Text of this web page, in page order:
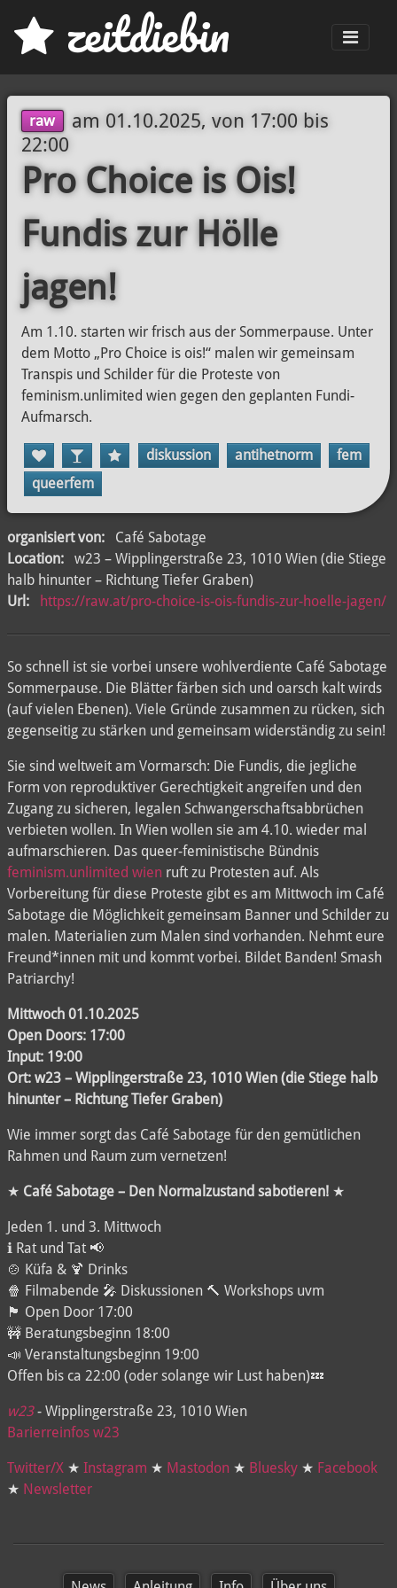
zeitdiebin
raw am 01.10.2025, von 17:00 bis
22:00
Pro Choice is Ois!
Fundis zur Hölle
jagen!
Am 1.10. starten wir frisch aus der Sommerpause. Unter
dem Motto „Pro Choice is ois!“ malen wir gemeinsam
Transpis und Schilder für die Proteste von
feminism.unlimited wien gegen den geplanten Fundi-
Aufmarsch.
diskussion antihetnorm
fem
queerfem
organisiert von:
Café Sabotage
Location:
w23 – Wipplingerstraße 23, 1010 Wien (die Stiege
halb hinunter – Richtung Tiefer Graben)
Url:
https://raw.at/pro-choice-is-ois-fundis-zur-hoelle-jagen/
So schnell ist sie vorbei unsere wohlverdiente Café Sabotage
Sommerpause. Die Blätter färben sich und oarsch kalt wirds
(auf vielen Ebenen). Viele Gründe zusammen zu rücken, sich
gegenseitig zu stärken und gemeinsam widerständig zu sein!
Sie sind weltweit am Vormarsch: Die Fundis, die jegliche
Form von reproduktiver Gerechtigkeit angreifen und den
Zugang zu sicheren, legalen Schwangerschaftsabbrüchen
verbieten wollen. In Wien wollen sie am 4.10. wieder mal
aufmarschieren. Das queer-feministische Bündnis
feminism.unlimited wien ruft zu Protesten auf. Als
Vorbereitung für diese Proteste gibt es am Mittwoch im Café
Sabotage die Möglichkeit gemeinsam Banner und Schilder zu
malen. Materialien zum Malen sind vorhanden. Nehmt eure
Freund*innen mit und kommt vorbei. Bildet Banden! Smash
Patriarchy!
Mittwoch 01.10.2025
Open Doors: 17:00
Input: 19:00
Ort: w23 – Wipplingerstraße 23, 1010 Wien (die Stiege halb
hinunter – Richtung Tiefer Graben)
Wie immer sorgt das Café Sabotage für den gemütlichen
Rahmen und Raum zum vernetzen!
★ Café Sabotage – Den Normalzustand sabotieren! ★
Jeden 1. und 3. Mittwoch
ℹ️ Rat und Tat 📢
🍲 Küfa & 🍹 Drinks
🍿 Filmabende 🎤 Diskussionen 🔨 Workshops uvm
🏴 Open Door 17:00
🚧 Beratungsbeginn 18:00
📣 Veranstaltungsbeginn 19:00
Offen bis ca 22:00 (oder solange wir Lust haben)💤
w23- Wipplingerstraße 23, 1010 Wien
Barierreinfos w23
Twitter/X ★ Instagram ★ Mastodon ★ Bluesky ★ Facebook
★ Newsletter